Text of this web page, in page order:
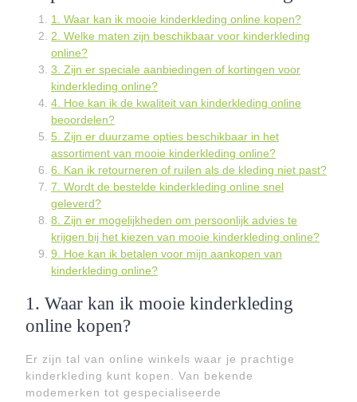
1. Waar kan ik mooie kinderkleding online kopen?
2. Welke maten zijn beschikbaar voor kinderkleding
online?
3. Zijn er speciale aanbiedingen of kortingen voor
kinderkleding online?
4. Hoe kan ik de kwaliteit van kinderkleding online
beoordelen?
5. Zijn er duurzame opties beschikbaar in het
assortiment van mooie kinderkleding online?
6. Kan ik retourneren of ruilen als de kleding niet past?
7. Wordt de bestelde kinderkleding online snel
geleverd?
8. Zijn er mogelijkheden om persoonlijk advies te
krijgen bij het kiezen van mooie kinderkleding online?
9. Hoe kan ik betalen voor mijn aankopen van
kinderkleding online?
1. Waar kan ik mooie kinderkleding
online kopen?
Er zijn tal van online winkels waar je prachtige
kinderkleding kunt kopen. Van bekende
modemerken tot gespecialiseerde